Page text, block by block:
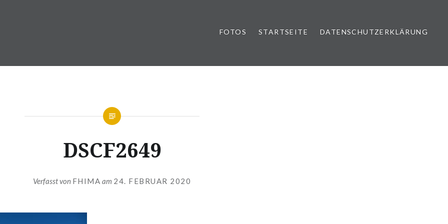
FOTOS STARTSEITE DATENSCHUTZERKLÄRUNG
DSCF2649
Verfasst von FHIMA am 24. FEBRUAR 2020